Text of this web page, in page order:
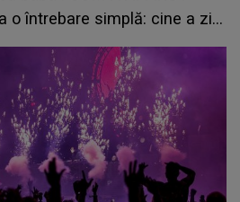
o întrebare simplă: cine a zis